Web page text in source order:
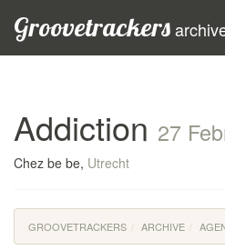
Groovetrackers
Addiction 27
Chez be be, Utrecht
GROOVETRACKERS ARCHIVE